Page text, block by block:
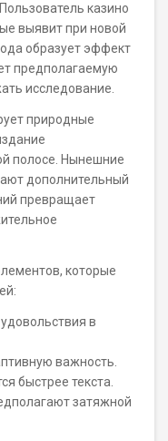
казино
выявит при новой
образует эффект
предполагаемую
исследование.
природные
полосе. Нынешние
дополнительный
превращает
которые
в
важность.
быстрее текста.
затяжной